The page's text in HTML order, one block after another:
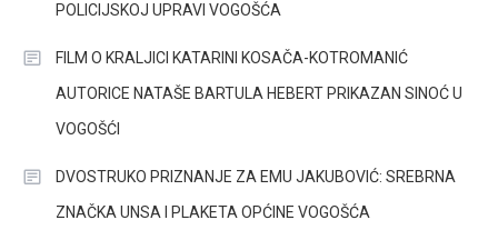
POLICIJSKOJ UPRAVI VOGOŠĆA
FILM O KRALJICI KATARINI KOSAČA-KOTROMANIĆ
AUTORICE NATAŠE BARTULA HEBERT PRIKAZAN SINOĆ U
VOGOŠĆI
DVOSTRUKO PRIZNANJE ZA EMU JAKUBOVIĆ: SREBRNA
ZNAČKA UNSA I PLAKETA OPĆINE VOGOŠĆA